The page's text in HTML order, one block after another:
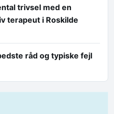
trivsel med en
terapeut i Roskilde
råd og typiske fejl